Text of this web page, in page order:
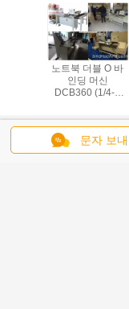
노트북 더블 O 바
인딩 머신
DCB360 (1/4-1
필요
문자 보내
언어를 바꾸십시오
Korean